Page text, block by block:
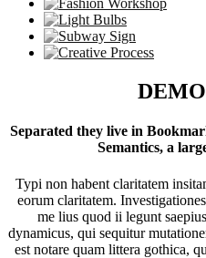
Separated they live in
Semantics, a
Typi non habent claritatem
eorum claritatem.
me lius quod ii legunt
dynamicus, qui sequitur
est notare quam littera gothica,